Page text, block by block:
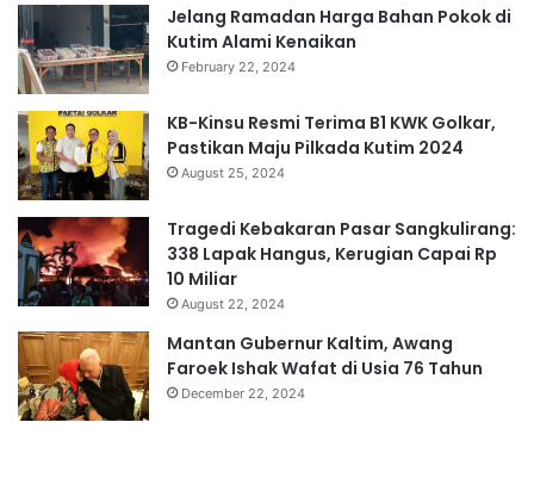
Jelang Ramadan Harga Bahan Pokok di
Kutim Alami Kenaikan
February 22, 2024
KB-Kinsu Resmi Terima B1 KWK Golkar,
Pastikan Maju Pilkada Kutim 2024
August 25, 2024
Tragedi Kebakaran Pasar Sangkulirang:
338 Lapak Hangus, Kerugian Capai Rp
10 Miliar
August 22, 2024
Mantan Gubernur Kaltim, Awang
Faroek Ishak Wafat di Usia 76 Tahun
December 22, 2024